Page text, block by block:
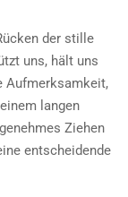
der stille
uns, hält uns
Aufmerksamkeit,
langen
Ziehen
entscheidende